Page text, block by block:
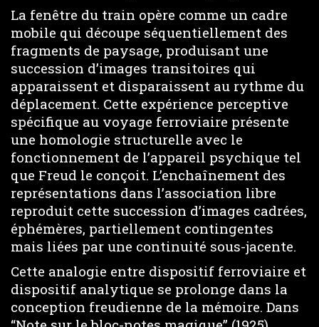
La fenêtre du train opère comme un cadre
mobile qui découpe séquentiellement des
fragments de paysage, produisant une
succession d’images transitoires qui
apparaissent et disparaissent au rythme du
déplacement. Cette expérience perceptive
spécifique au voyage ferroviaire présente
une homologie structurelle avec le
fonctionnement de l’appareil psychique tel
que Freud le conçoit. L’enchaînement des
représentations dans l’association libre
reproduit cette succession d’images cadrées,
éphémères, partiellement contingentes
mais liées par une continuité sous-jacente.
Cette analogie entre dispositif ferroviaire et
dispositif analytique se prolonge dans la
conception freudienne de la mémoire. Dans